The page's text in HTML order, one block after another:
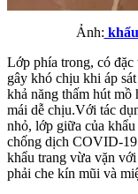
Ảnh:
Lớp phía trong, có
gây khó chịu khi áp
khả năng thấm hút
mái dễ chịu.Với tác
nhỏ, lớp giữa của
chống dịch COVID-
khẩu trang vừa vặn
phải che kín mũi và